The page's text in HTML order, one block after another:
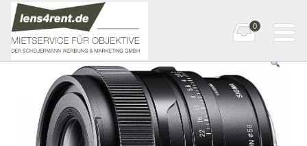
0
Startseite»E-mount » SIGMA 50mm F2 DG DN | Contemporary E-Mount